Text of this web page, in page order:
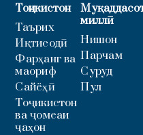
Тоҷикистон
Таърих
Иқтисодӣ
Фарҳанг ва
маориф
Сайёҳӣ
Тоҷикистон
ва ҷомеаи
ҷаҳон
миллӣ
Нишон
Парчам
Суруд
Пул